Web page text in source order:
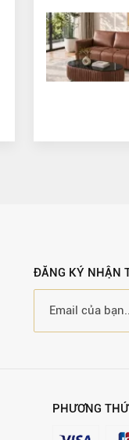
ĐĂNG KÝ NHẬN
PHƯƠNG